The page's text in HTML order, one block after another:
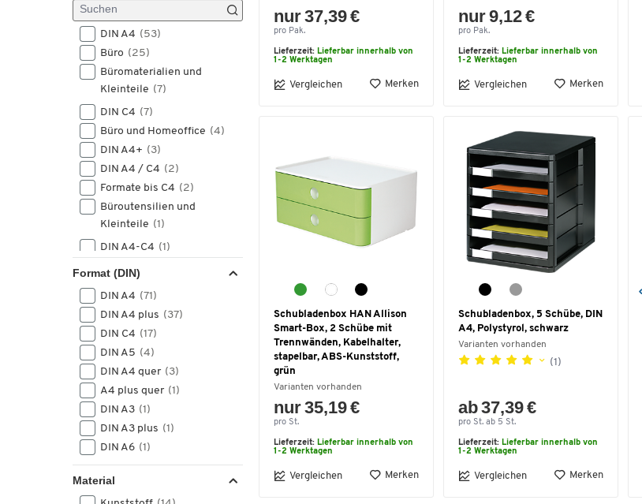
18(1)
20(3)
36
(2)
DIN A4 (53)
Büro (25)
Büromaterialien und
Kleinteile (7)
DIN C4 (7)
Büro und Homeoffice (4)
DIN A4+ (3)
DIN A4 / C4 (2)
Formate bis C4 (2)
Büroutensilien und
Kleinteile (1)
DIN A4-C4 (1)
DIN A4/C4
Format (DIN)
DIN A4 (71)
DIN A4 plus (37)
DIN C4 (17)
DIN A5 (4)
DIN A4 quer (3)
A4 plus quer (1)
DIN A3 (1)
DIN A3 plus (1)
DIN A6 (1)
Material
nur 37,39 €
pro Pak.
Lieferzeit: Lieferbar innerhalb von
1-2 Werktagen
Vergleichen Merken
nur 9,12 €
pro Pak.
Lieferzeit: Lieferbar innerhalb von
1-2 Werktagen
Vergleichen Merken
Schubladenbox HAN Allison
Smart-Box, 2 Schübe mit
Trennwänden, Kabelhalter,
stapelbar, ABS-Kunststoff,
grün
Varianten vorhanden
nur 35,19 €
pro St.
Lieferzeit: Lieferbar innerhalb von
1-2 Werktagen
Vergleichen Merken
Schubladenbox, 5 Schübe, DIN
A4, Polystyrol, schwarz
Varianten vorhanden
(1)
ab 37,39 €
pro St. ab 5 St.
Lieferzeit: Lieferbar innerhalb von
1-2 Werktagen
Vergleichen Merken